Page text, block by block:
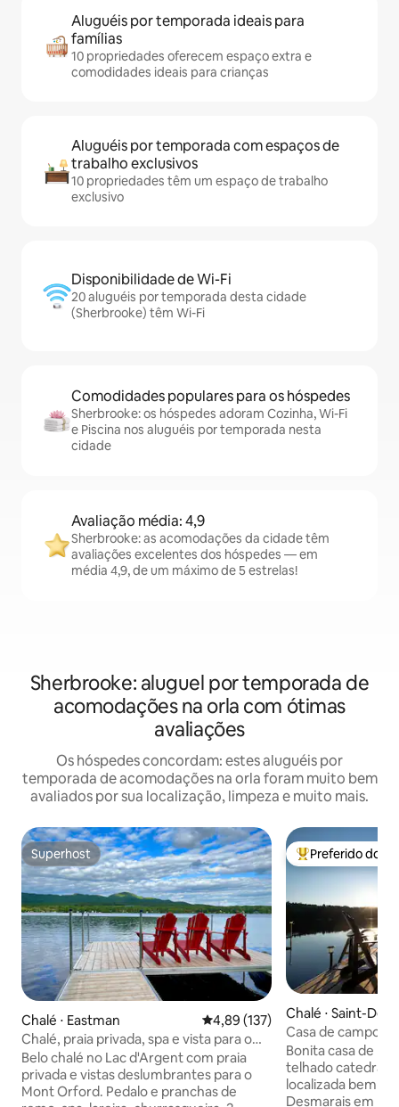
Aluguéis por temporada ideais para
famílias
10 propriedades oferecem espaço extra e
comodidades ideais para crianças
Aluguéis por temporada com espaços de
trabalho exclusivos
10 propriedades têm um espaço de trabalho
exclusivo
Disponibilidade de Wi-Fi
20 aluguéis por temporada desta cidade
(Sherbrooke) têm Wi-Fi
Comodidades populares para os hóspedes
Sherbrooke: os hóspedes adoram Cozinha, Wi-Fi
e Piscina nos aluguéis por temporada nesta
cidade
Avaliação média: 4,9
Sherbrooke: as acomodações da cidade têm
avaliações excelentes dos hóspedes — em
média 4,9, de um máximo de 5 estrelas!
Sherbrooke: aluguel por temporada de
acomodações na orla com ótimas
avaliações
Os hóspedes concordam: estes aluguéis por
temporada de acomodações na orla foram muito bem
avaliados por sua localização, limpeza e muito mais.
Superhost
Superhost
Chalé ⋅ Eastman 4,89 de uma avaliação média de
4,89 (137)
Chalé, praia privada, spa e vista para o
Monte Orford!
Belo chalé no Lac d'Argent com praia
privada e vistas deslumbrantes para o
Mont Orford. Pedalo e pranchas de
Entre os
Preferido dos
Chalé ⋅ Saint-
mpton
Casa de campo
Townships
Bonita casa de
telhado catedral
localizada bem
Desmarais em